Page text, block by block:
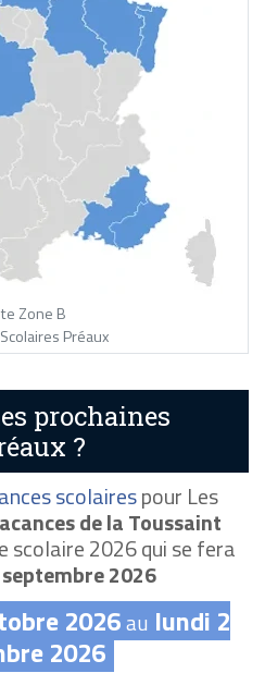
Zone B
Préaux
prochaines
?
scolairespour Les
de la Toussaint
scolaire 2026 qui se fera
2026
2026au lundi 2
2026